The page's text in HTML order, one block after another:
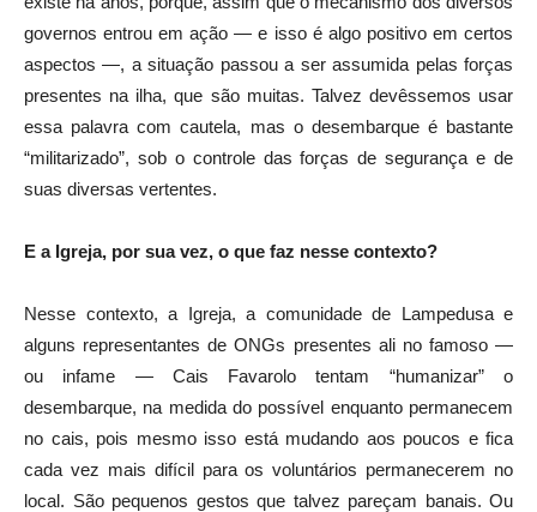
governos entrou em ação — e isso é algo positivo em certos
aspectos —, a situação passou a ser assumida pelas forças
presentes na ilha, que são muitas. Talvez devêssemos usar
essa palavra com cautela, mas o desembarque é bastante
“militarizado”, sob o controle das forças de segurança e de
suas diversas vertentes.
E a Igreja, por sua vez, o que faz nesse contexto?
Nesse contexto, a Igreja, a comunidade de Lampedusa e
alguns representantes de ONGs presentes ali no famoso —
ou infame — Cais Favarolo tentam “humanizar” o
desembarque, na medida do possível enquanto permanecem
no cais, pois mesmo isso está mudando aos poucos e fica
cada vez mais difícil para os voluntários permanecerem no
local. São pequenos gestos que talvez pareçam banais. Ou